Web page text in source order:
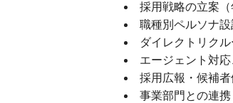
採用戦略の立案
職種別ペルソナ
ダイレクトリク
エージェント対
採用広報・候補
事業部門との連